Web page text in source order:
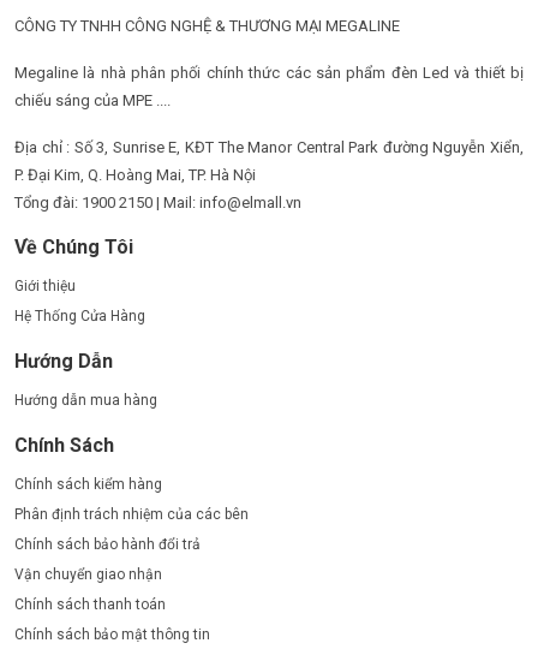
CÔNG TY TNHH CÔNG NGHỆ & THƯƠNG MẠI MEGALINE
Megaline là nhà phân phối chính thức các sản phẩm đèn Led và thiết bị
chiếu sáng của MPE ....
Địa chỉ : Số 3, Sunrise E, KĐT The Manor Central Park đường Nguyễn Xiển,
P. Đại Kim, Q. Hoàng Mai, TP. Hà Nội
Tổng đài: 1900 2150 | Mail: info@elmall.vn
Về Chúng Tôi
Giới thiệu
Hệ Thống Cửa Hàng
Hướng Dẫn
Hướng dẫn mua hàng
Chính Sách
Chính sách kiểm hàng
Phân định trách nhiệm của các bên
Chính sách bảo hành đổi trả
Vận chuyển giao nhận
Chính sách thanh toán
Chính sách bảo mật thông tin